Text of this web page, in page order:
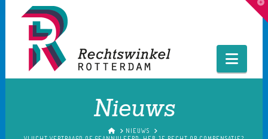
Nieuws
HOMENIEUWS